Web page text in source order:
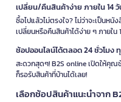
เปลี่ยน/คืนสินค้าง่าย ภายใน 14
ซื้อไปแล้วไม่ตรงใจ? ไม่ว่าจะเป็น
เปลี่ยนหรือคืนสินค้าได้ง่าย ๆ ภายใน
ช้อปออนไลน์ได้ตลอด 24 ชั่วโมง
สะดวกสุดๆ! B2S online เปิดให้คุ
ก็รอรับสินค้าที่บ้านได้เลย!
เลือกช้อปสินค้าแนะนำจาก